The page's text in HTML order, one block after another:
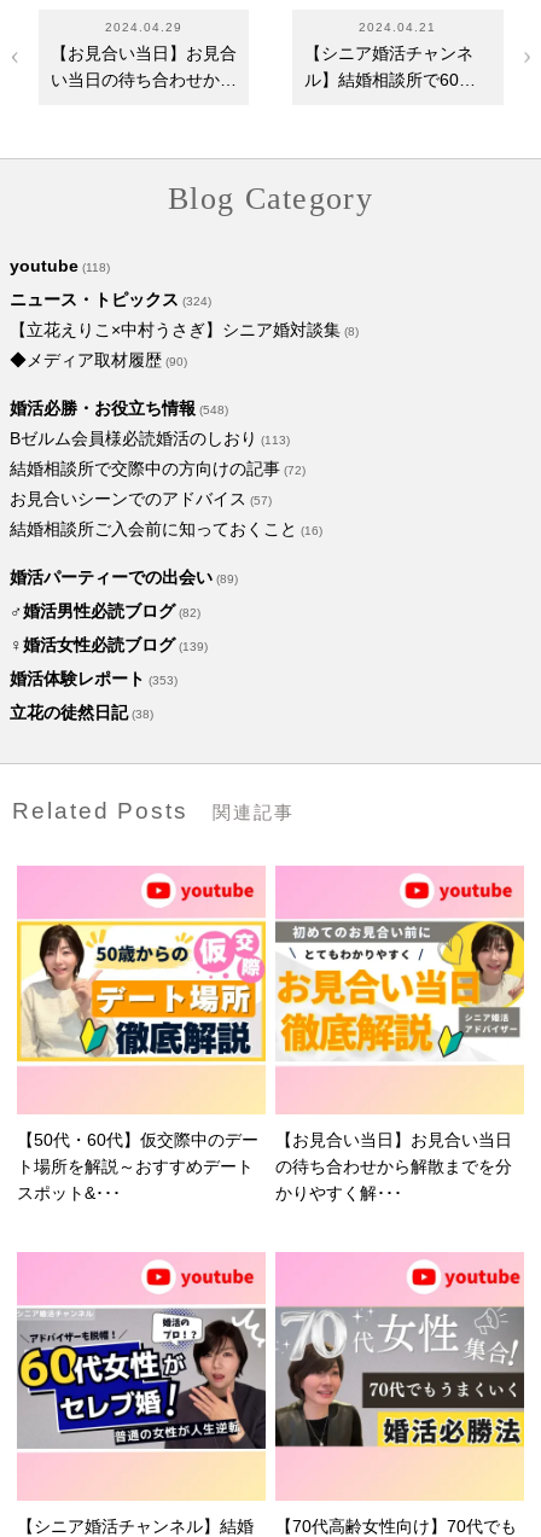
2024.04.29
【お見合い当日】お見合
い当日の待ち合わせから
2024.04.21
【シニア婚活チャンネ
ル】結婚相談所で60代
Blog Category
youtube (118)
ニュース・トピックス (324)
【立花えりこ×中村うさぎ】シニア婚対談集 (8)
◆メディア取材履歴 (90)
婚活必勝・お役立ち情報 (548)
Bゼルム会員様必読婚活のしおり (113)
結婚相談所で交際中の方向けの記事 (72)
お見合いシーンでのアドバイス (57)
結婚相談所ご入会前に知っておくこと (16)
婚活パーティーでの出会い (89)
♂婚活男性必読ブログ (82)
♀婚活女性必読ブログ (139)
婚活体験レポート (353)
立花の徒然日記(38)
Related Posts 関連記事
【50代・60代】仮交際中のデー
ト場所を解説～おすすめデート
スポット&･･･
【お見合い当日】お見合い当日
の待ち合わせから解散までを分
かりやすく解･･･
【シニア婚活チャンネル】結婚
【70代高齢女性向け】70代でも